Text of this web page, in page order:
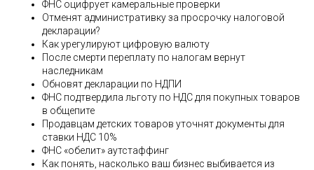
ФНС оцифрует камеральные проверки
Отменят административку за просрочку налоговой
декларации?
Как урегулируют цифровую валюту
После смерти переплату по налогам вернут
наследникам
Обновят декларации по НДПИ
ФНС подтвердила льготу по НДС для покупных товаров
в общепите
Продавцам детских товаров уточнят документы для
ставки НДС 10%
ФНС «обелит» аутстаффинг
Как понять, насколько ваш бизнес выбивается из